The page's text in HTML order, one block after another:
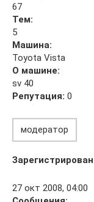
67
Тем:
5
Машина:
Toyota Vista
О машине:
sv 40
Репутация: 0
модератор
27 окт 2008, 04:00